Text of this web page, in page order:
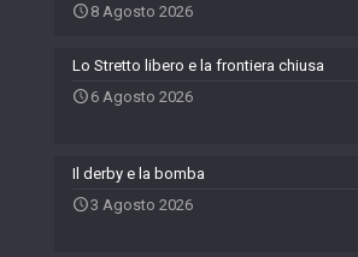
8 Agosto 2026
Lo Stretto libero e la frontiera chiusa
6 Agosto 2026
Il derby e la bomba
3 Agosto 2026